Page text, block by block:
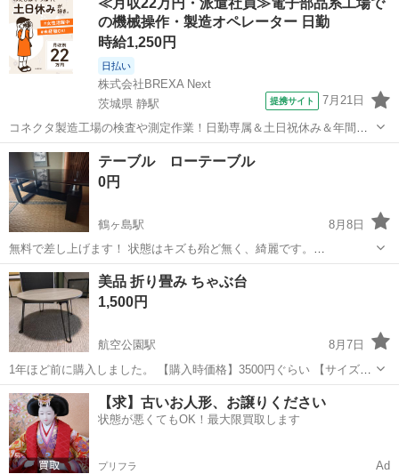
衣料服飾品、生活雑貨、家具、本、CD・DVDなどが無料でまとめて持
ち込めます！ ※詳細はこ...の機械操作・製造オペレーター 日勤
時給1,250円
日払い
株式会社BREXA Next
茨城県 静駅
提携サイト 7月21日
コネクタ製造工場の検査や測定作業！日勤専属＆土日祝休み＆年間休
日128日★クリーンルーム内作業★マイカー通勤OK＆無料駐車場あり
★就業先食堂利用可！日払い制度あり！《茨城県常陸大宮市》 人気の
工場のお仕事 ◇コネクタ製造工...
茨城 常陸大宮市
テーブル ローテーブル
0円
鶴ヶ島駅
8月8日
無料で差し上げます！ 状態はキズも殆ど無く、綺麗です。
100cmx65cmx高さ40cm およそです
埼玉 鶴ヶ島市 鶴ヶ島駅 テーブル
美品 折り畳み ちゃぶ台
1,500円
航空公園駅
8月7日
1年ほど前に購入しました。 【購入時価格】3500円ぐらい 【サイズ】
縦：33cm、横：60cm、奥行き：60cm 【傷などの状態】とくに目立
った傷はありません。 クリーン清掃済み。 【アピールポイント】状態
はいいのでまだ...
埼玉 所沢市 航空公園駅 テーブル ちゃぶ台
【求】古いお人形、お譲りください
状態が悪くてもOK！最大限買取します
プリフラ Ad